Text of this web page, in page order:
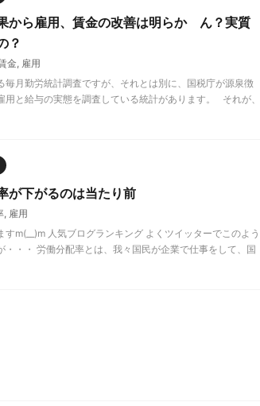
から雇用、賃金の改善は明らか ん？実質
？
金, 雇用
月勤労統計調査ですが、それとは別に、国税庁が源泉徴
と給与の実態を調査している統計があります。 それが、
が下がるのは当たり前
, 雇用
m(__)m 人気ブログランキング よくツイッターでこのよう
・・・ 労働分配率とは、我々国民が企業で仕事をして、国